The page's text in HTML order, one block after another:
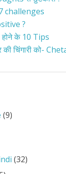
challenges
?
के 10 Tips
चिंगारी को-
(9)
(32)